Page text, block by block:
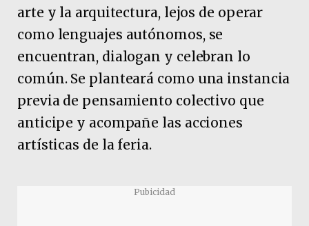
arte y la arquitectura, lejos de operar
como lenguajes autónomos, se
encuentran, dialogan y celebran lo
común. Se planteará como una instancia
previa de pensamiento colectivo que
anticipe y acompañe las acciones
artísticas de la feria.
Pubicidad